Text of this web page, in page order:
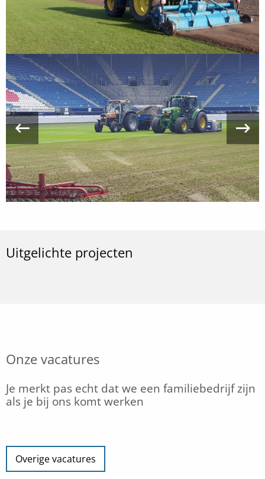
Uitgelichte projecten
Onze vacatures
Je merkt pas echt dat we een familiebedrijf zijn
als je bij ons komt werken
Overige vacatures